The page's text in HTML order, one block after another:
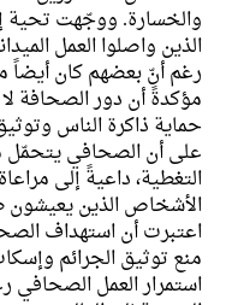
والخسارة. ووجّهت تحية
الذين واصلوا العمل
رغم أنّ بعضهم كان أيضاً
مؤكدةً أن دور الصحافة
حماية ذاكرة الناس
على أن الصحافي يتحمّل
التغطية، داعيةً إلى
الأشخاص الذين يعيشون
اعتبرت أن استهداف
منع توثيق الجرائم
استمرار العمل